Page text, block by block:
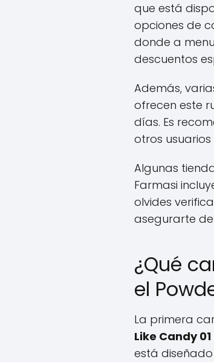
que está
opciones de
donde a
descuentos
Además,
ofrecen este
días. Es
otros
Algunas
Farmasi
olvides
asegurarte
¿Qué
el
La primera
Like Candy 01
está